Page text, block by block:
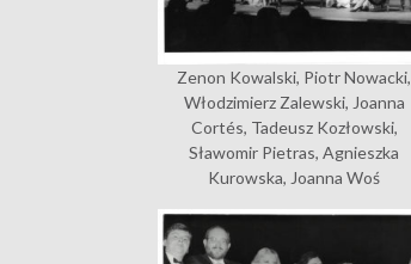
Zenon Kowalski, Piotr Nowacki,
Włodzimierz Zalewski, Joanna
Cortés, Tadeusz Kozłowski,
Sławomir Pietras, Agnieszka
Kurowska, Joanna Woś